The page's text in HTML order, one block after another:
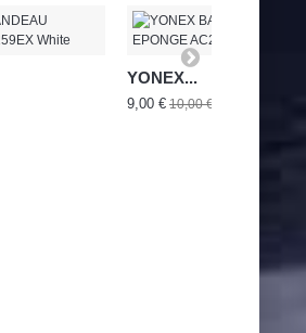
YONEX...
9,00 € 10,00 €